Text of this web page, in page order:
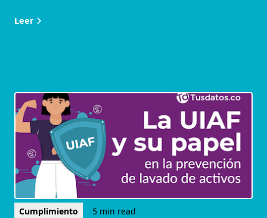
Leer
Cumplimiento 5 min read